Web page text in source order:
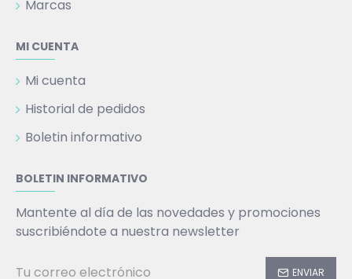
Marcas
MI CUENTA
Mi cuenta
Historial de pedidos
Boletin informativo
BOLETIN INFORMATIVO
Mantente al día de las novedades y promociones
suscribiéndote a nuestra newsletter
ENVIAR